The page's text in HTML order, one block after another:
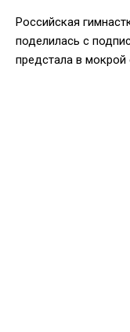
Российская
поделилась с
предстала в